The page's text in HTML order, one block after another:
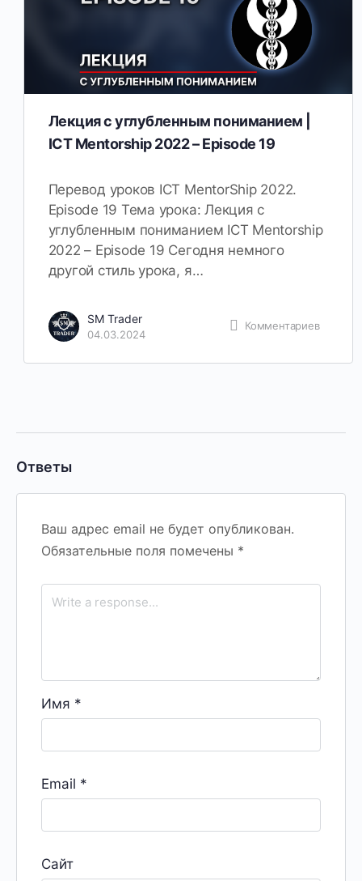
Лекция с углубленным пониманием |
ICT Mentorship 2022 – Episode 19
Перевод уроков ICT MentorShip 2022.
Episode 19 Тема урока: Лекция с
углубленным пониманием ICT Mentorship
2022 – Episode 19 Сегодня немного
другой стиль урока, я…
SM Trader
04.03.2024
Комментариев
Ответы
Ваш адрес email не будет опубликован.
Обязательные поля помечены *
Имя *
Email *
Сайт